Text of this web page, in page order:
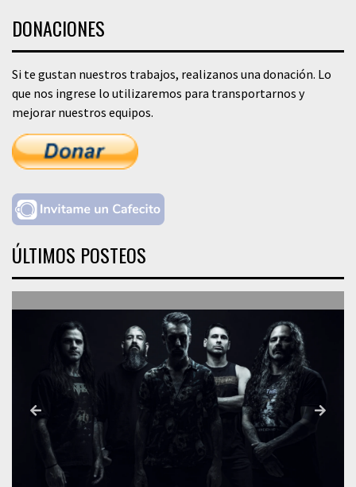
DONACIONES
Si te gustan nuestros trabajos, realizanos una donación. Lo
que nos ingrese lo utilizaremos para transportarnos y
mejorar nuestros equipos.
ÚLTIMOS POSTEOS